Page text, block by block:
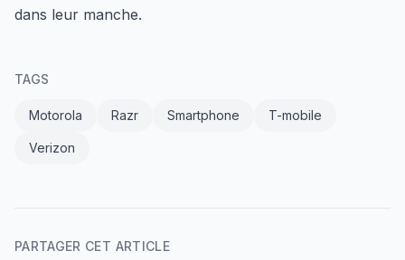
dans leur manche.
TAGS
Motorola Razr Smartphone T-mobile
Verizon
PARTAGER CET ARTICLE